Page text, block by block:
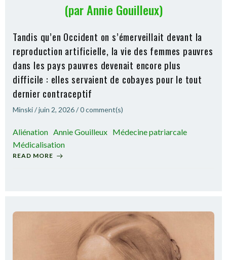
(par Annie Gouilleux)
Tandis qu’en Occident on s’émerveillait devant la
reproduction artificielle, la vie des femmes pauvres
dans les pays pauvres devenait encore plus
difficile : elles servaient de cobayes pour le tout
dernier contraceptif
Minski/juin 2, 2026/0comment(s)
Aliénation Annie Gouilleux Médecine patriarcale
Médicalisation
READ MORE